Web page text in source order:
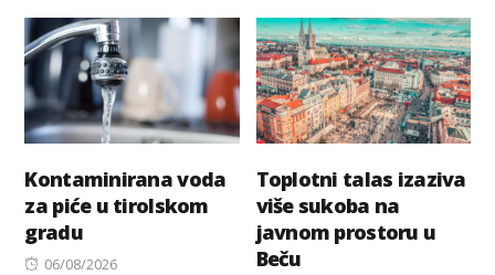
Kontaminirana voda
za piće u tirolskom
gradu
Posted
06/08/2026
Toplotni talas izaziva
više sukoba na
javnom prostoru u
Beču